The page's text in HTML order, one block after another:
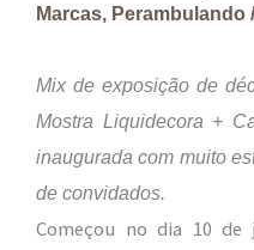
Marcas, Perambulando
Mix de exposição de
Mostra Liquidecora +
inaugurada com muito
de convidados.
Começou no dia 10 de